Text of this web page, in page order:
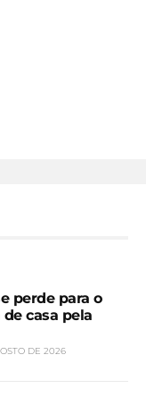
perde para o
casa pela
DE 2026